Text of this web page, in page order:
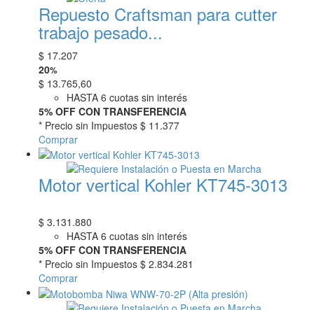
Repuesto Craftsman para cutter
trabajo pesado...
$ 17.207
20%
$ 13.765,60
HASTA 6 cuotas sin interés
5% OFF CON TRANSFERENCIA
* Precio sin Impuestos $ 11.377
Comprar
Motor vertical Kohler KT745-3013
$ 3.131.880
HASTA 6 cuotas sin interés
5% OFF CON TRANSFERENCIA
* Precio sin Impuestos $ 2.834.281
Comprar